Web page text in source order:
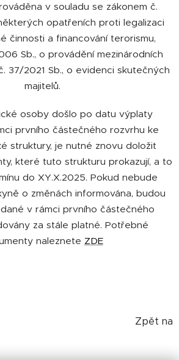
v souladu se zákonem č.
opatřeních proti legalizaci
činnosti a financování terorismu,
Sb., o provádění mezinárodních
37/2021 Sb., o evidenci skutečných
majitelů.
osoby došlo po datu výplaty
prvního částečného rozvrhu ke
struktury, je nutné znovu doložit
které tuto strukturu prokazují, a to
do XY.X.2025. Pokud nebude
o změnách informována, budou
v rámci prvního částečného
za stále platné. Potřebné
naleznete ZDE
Zpět na